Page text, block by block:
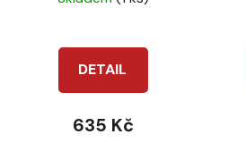
DETAIL
635 Kč